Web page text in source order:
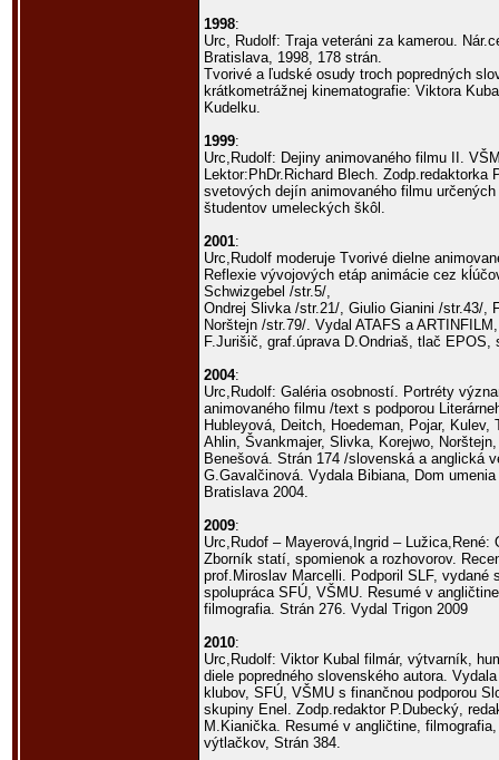
1998:
Urc, Rudolf: Traja veteráni za kamerou.
Bratislava, 1998, 178 strán.
Tvorivé a ľudské osudy troch popredných
krátkometrážnej kinematografie: Viktora
Kudelku.
1999:
Urc,Rudolf: Dejiny animovaného filmu II.
Lektor:PhDr.Richard Blech. Zodp.redaktorka
svetových dejín animovaného filmu
študentov umeleckých škôl.
2001:
Urc,Rudolf moderuje Tvorivé dielne
Reflexie vývojových etáp animácie cez
Schwizgebel /str.5/,
Ondrej Slivka /str.21/, Giulio Gianini /str.43/,
Norštejn /str.79/. Vydal ATAFS a
F.Jurišič, graf.úprava D.Ondriaš, tlač EPOS,
2004:
Urc,Rudolf: Galéria osobností. Portréty
animovaného filmu /text s podporou
Hubleyová, Deitch, Hoedeman, Pojar, Kulev,
Ahlin, Švankmajer, Slivka, Korejwo,
Benešová. Strán 174 /slovenská a anglická
G.Gavalčinová. Vydala Bibiana, Dom
Bratislava 2004.
2009:
Urc,Rudof – Mayerová,Ingrid –
Zborník statí, spomienok a rozhovorov.
prof.Miroslav Marcelli. Podporil SLF, vydané
spolupráca SFÚ, VŠMU. Resumé v
filmografia. Strán 276. Vydal Trigon 2009
2010:
Urc,Rudolf: Viktor Kubal filmár, výtvarník,
diele popredného slovenského autora.
klubov, SFÚ, VŠMU s finančnou podporou
skupiny Enel. Zodp.redaktor P.Dubecký,
M.Kianička. Resumé v angličtine,
výtlačkov, Strán 384.